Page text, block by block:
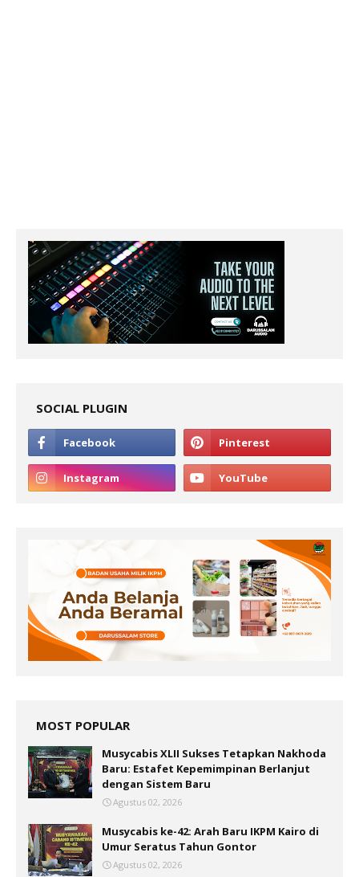
SOCIAL PLUGIN
MOST POPULAR
Musycabis XLII Sukses Tetapkan Nakhoda
Baru: Estafet Kepemimpinan Berlanjut
dengan Sistem Baru
Agustus 02, 2026
Musycabis ke-42: Arah Baru IKPM Kairo di
Umur Seratus Tahun Gontor
Agustus 02, 2026